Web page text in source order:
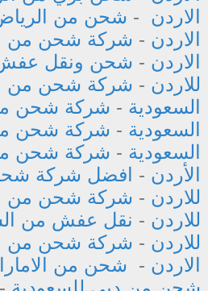
الاردن - شحن من
الاردن - شركة شحن من
الاردن - شحن ونقل
للاردن - شركة شحن من
السعودية - شركة شحن
السعودية - شركة شحن
السعودية - شركة شحن
الأردن - افضل شركة
للاردن - شركة شحن من
للاردن - نقل عفش من
للاردن - شركة شحن من
الاردن - شحن من